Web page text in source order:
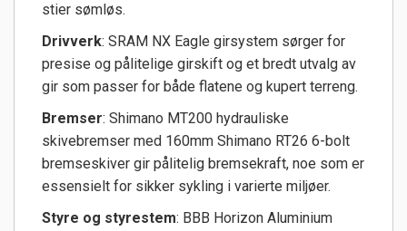
stier sømløs.
Drivverk: SRAM NX Eagle girsystem sørger for
presise og pålitelige girskift og et bredt utvalg av
gir som passer for både flatene og kupert terreng.
Bremser: Shimano MT200 hydrauliske
skivebremser med 160mm Shimano RT26 6-bolt
bremseskiver gir pålitelig bremsekraft, noe som er
essensielt for sikker sykling i varierte miljøer.
Styre og styrestem: BBB Horizon Aluminium